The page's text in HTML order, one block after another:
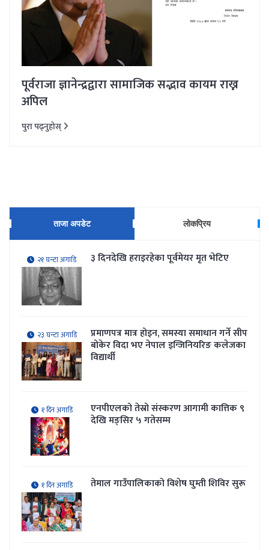
पूर्वराजा ज्ञानेन्द्रद्वारा सामाजिक सद्भाव कायम राख्न
अपिल
पुरा पढ्नुहोस्
ताजा अपडेट लोकप्रिय
२१ घन्टा अगाडि ३ दिनदेखि हराइरहेका पूर्वमेयर मृत भेटिए
२३ घन्टा अगाडि प्रमाणपत्र मात्र होइन, समस्या समाधान गर्ने सीप
बोकेर विदा भए नेपाल इन्जिनियरिङ कलेजका
विद्यार्थी
१ दिन अगाडि एनपीएलको तेस्रो संस्करण आगामी कात्तिक ९
देखि मङ्सिर ५ गतेसम्म
१ दिन अगाडि तेमाल गाउँपालिकाकाे विशेष घुम्ती शिविर सुरू